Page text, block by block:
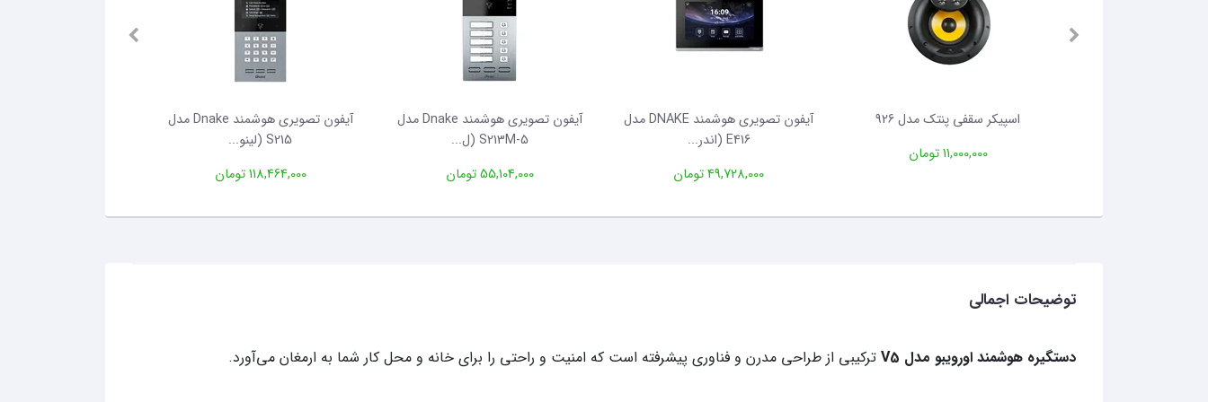
اسپیکر سقفی پنتک مدل 926
11,000,000 تومان
آیفون تصویری هوشمند DNAKE مدل
E416 (اندر...
49,728,000 تومان
آیفون تصویری هوشمند Dnake مدل
S213M-5 (ل...
55,104,000 تومان
آیفون تصویری هوشمند Dnake مدل
S215 (لینو...
118,464,000 تومان
توضیحات اجمالی
دستگیره هوشمند اورویبو مدل V5 ترکیبی از طراحی مدرن و فناوری پیشرفته است که امنیت و راحتی را برای خانه و محل کار شما به ارمغان می‌آورد.